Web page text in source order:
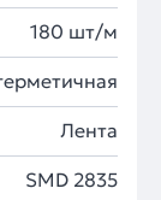
180 шт/м
Лента
SMD 2835